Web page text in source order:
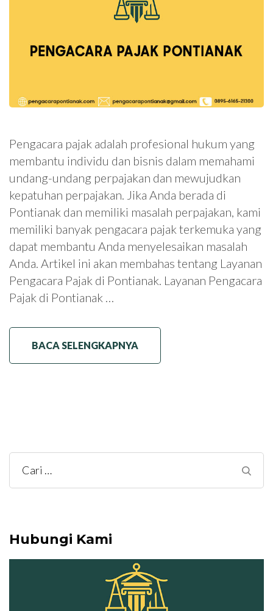
Pengacara pajak adalah profesional hukum yang
membantu individu dan bisnis dalam memahami
undang-undang perpajakan dan mewujudkan
kepatuhan perpajakan. Jika Anda berada di
Pontianak dan memiliki masalah perpajakan, kami
memiliki banyak pengacara pajak terkemuka yang
dapat membantu Anda menyelesaikan masalah
Anda. Artikel ini akan membahas tentang Layanan
Pengacara Pajak di Pontianak. Layanan Pengacara
Pajak di Pontianak …
BACA SELENGKAPNYA
Cari
untuk:
Hubungi Kami